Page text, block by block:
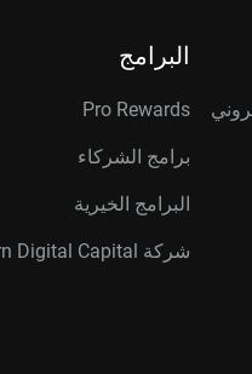
البرامج
Pro Rewards
برامج الشركاء
البرامج الخيرية
شركة Western Digital Capital